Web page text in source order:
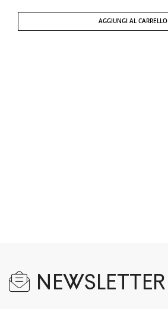
AGGIUNGI AL CARRELLO
NEWSLETTER